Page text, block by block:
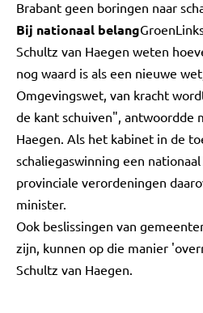
Brabant geen boringen naar
Bij nationaal belang
Schultz van Haegen weten
nog waard is als een nieuwe
Omgevingswet, van kracht
de kant schuiven", antwoordde
Haegen. Als het kabinet in de
schaliegaswinning een
provinciale verordeningen
minister.
Ook beslissingen van
zijn, kunnen op die manier
Schultz van Haegen.